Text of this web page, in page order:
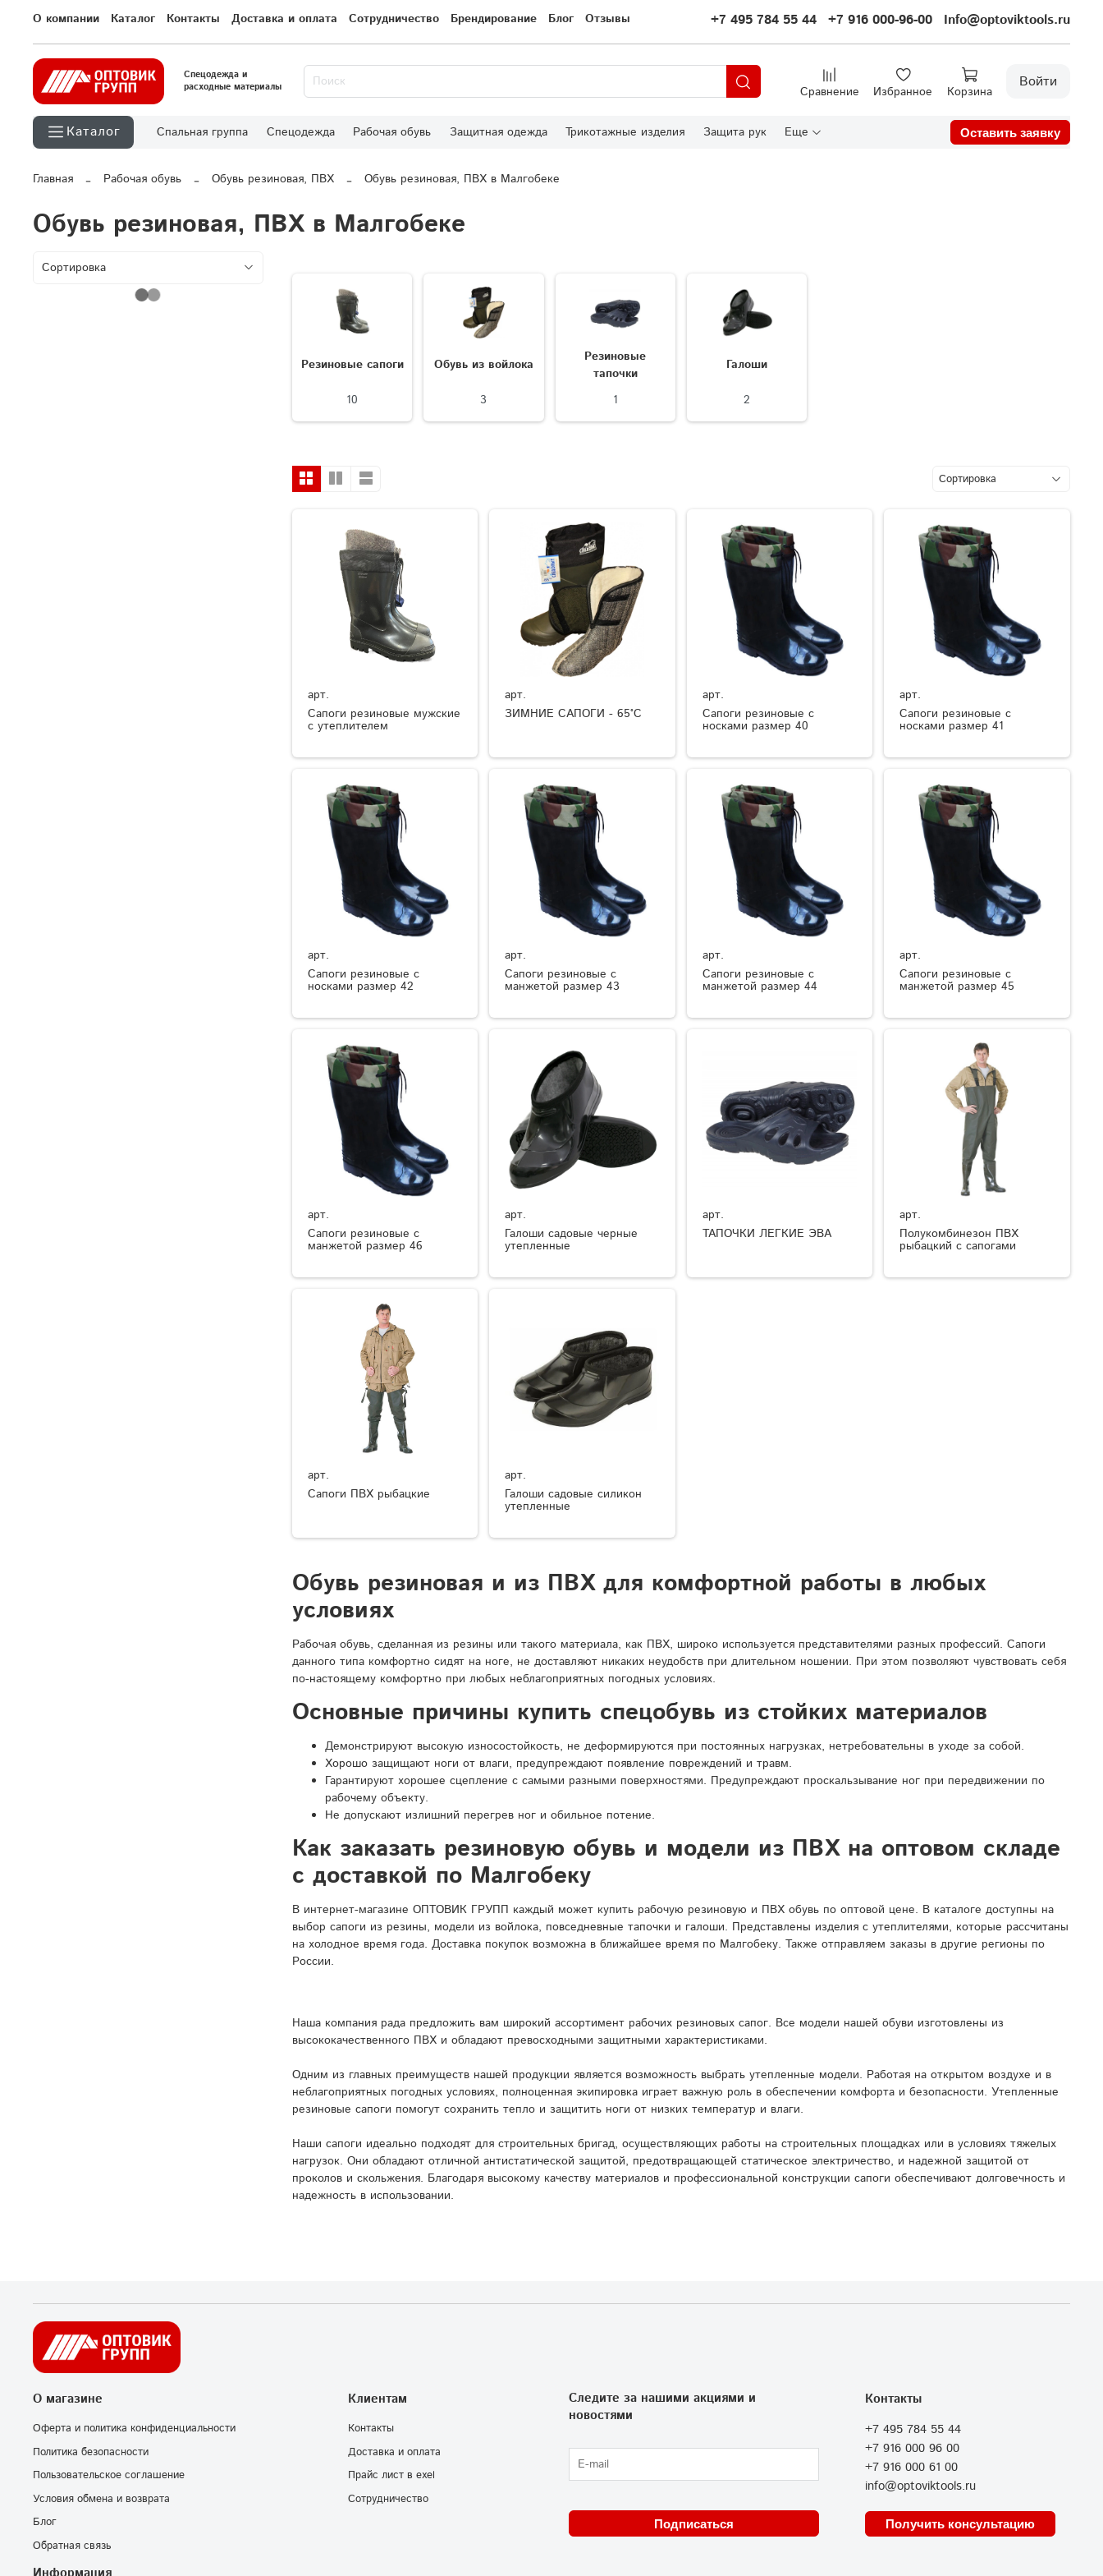
О компании Каталог Контакты Доставка и оплата Сотрудничество Брендирование Блог Отзывы +7 495 784 55 44 +7 916 000-96-00 Info@optoviktools.ru
Спецодежда и
расходные материалы
Сравнение Избранное Корзина
Войти
Каталог Спальная группа Спецодежда Рабочая обувь Защитная одежда Трикотажные изделия Защита рук Еще Оставить заявку
Главная Рабочая обувь Обувь резиновая, ПВХ Обувь резиновая, ПВХ в Малгобеке
Обувь резиновая, ПВХ в Малгобеке
Резиновые сапоги
10
Обувь из войлока
3
Резиновые
тапочки
1
Галоши
2
арт.
Сапоги резиновые мужские
с утеплителем
арт.
ЗИМНИЕ САПОГИ - 65°C
арт.
Сапоги резиновые с
носками размер 40
арт.
Сапоги резиновые с
носками размер 41
арт.
Сапоги резиновые с
носками размер 42
арт.
Сапоги резиновые с
манжетой размер 43
арт.
Сапоги резиновые с
манжетой размер 44
арт.
Сапоги резиновые с
манжетой размер 45
арт.
Сапоги резиновые с
манжетой размер 46
арт.
Галоши садовые черные
утепленные
арт.
ТАПОЧКИ ЛЕГКИЕ ЭВА
арт.
Полукомбинезон ПВХ
рыбацкий с сапогами
арт.
Сапоги ПВХ рыбацкие
арт.
Галоши садовые силикон
утепленные
Обувь резиновая и из ПВХ для комфортной работы в любых
условиях
Рабочая обувь, сделанная из резины или такого материала, как ПВХ, широко используется представителями разных профессий. Сапоги
данного типа комфортно сидят на ноге, не доставляют никаких неудобств при длительном ношении. При этом позволяют чувствовать себя
по-настоящему комфортно при любых неблагоприятных погодных условиях.
Основные причины купить спецобувь из стойких материалов
Демонстрируют высокую износостойкость, не деформируются при постоянных нагрузках, нетребовательны в уходе за собой.
Хорошо защищают ноги от влаги, предупреждают появление повреждений и травм.
Гарантируют хорошее сцепление с самыми разными поверхностями. Предупреждают проскальзывание ног при передвижении по
рабочему объекту.
Не допускают излишний перегрев ног и обильное потение.
Как заказать резиновую обувь и модели из ПВХ на оптовом складе
с доставкой по Малгобеку
В интернет-магазине ОПТОВИК ГРУПП каждый может купить рабочую резиновую и ПВХ обувь по оптовой цене. В каталоге доступны на
выбор сапоги из резины, модели из войлока, повседневные тапочки и галоши. Представлены изделия с утеплителями, которые рассчитаны
на холодное время года. Доставка покупок возможна в ближайшее время по Малгобеку. Также отправляем заказы в другие регионы по
России.
Наша компания рада предложить вам широкий ассортимент рабочих резиновых сапог. Все модели нашей обуви изготовлены из
высококачественного ПВХ и обладают превосходными защитными характеристиками.
Одним из главных преимуществ нашей продукции является возможность выбрать утепленные модели. Работая на открытом воздухе и в
неблагоприятных погодных условиях, полноценная экипировка играет важную роль в обеспечении комфорта и безопасности. Утепленные
резиновые сапоги помогут сохранить тепло и защитить ноги от низких температур и влаги.
Наши сапоги идеально подходят для строительных бригад, осуществляющих работы на строительных площадках или в условиях тяжелых
нагрузок. Они обладают отличной антистатической защитой, предотвращающей статическое электричество, и надежной защитой от
проколов и скольжения. Благодаря высокому качеству материалов и профессиональной конструкции сапоги обеспечивают долговечность и
надежность в использовании.
О магазине
Оферта и политика конфиденциальности
Политика безопасности
Пользовательское соглашение
Условия обмена и возврата
Блог
Обратная связь
Клиентам
Контакты
Доставка и оплата
Прайс лист в exel
Сотрудничество
Контакты
+7 495 784 55 44
+7 916 000 96 00
+7 916 000 61 00
info@optoviktools.ru
Получить консультацию
Следите за нашими акциями и
новостями
Подписаться